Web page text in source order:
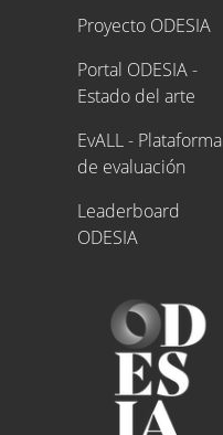
Proyecto ODESIA
Proyecto ODESIA
Portal ODESIA -
Estado del arte
EvALL - Plataforma
de evaluación
Leaderboard
ODESIA